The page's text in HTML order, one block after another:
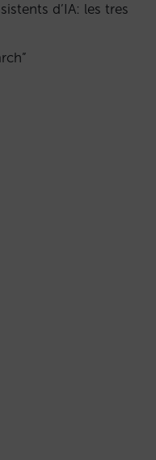
d’IA: les tres